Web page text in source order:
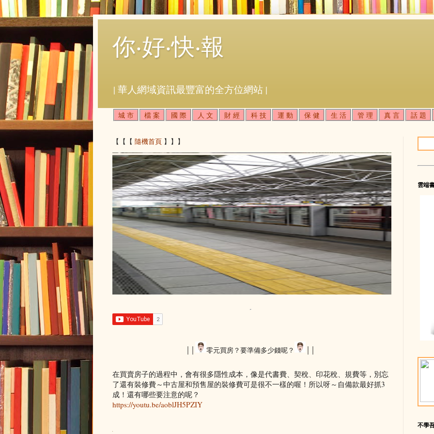
你‧好‧快‧報
| 華人網域資訊最豐富的全方位網站 |
城 市 檔 案 國 際 人 文 財 經 科 技 運 動 保 健 生 活 管 理 真 言 話 題
【【【 隨機首頁 】】】
零元買房？要準備多少錢呢？
在買賣房子的過程中，會有很多隱性成本，像是代書費、契稅、印花稅、規費等，別忘
了還有裝修費～中古屋和預售屋的裝修費可是很不一樣的喔！所以呀～自備款最好抓3
成！還有哪些要注意的呢？
https://youtu.be/aoblJH5PZIY
雲端
不學